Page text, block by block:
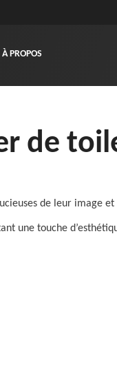
À PROPOS
de
de leur image
une touche